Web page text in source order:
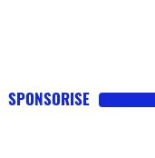
SPONSORISE